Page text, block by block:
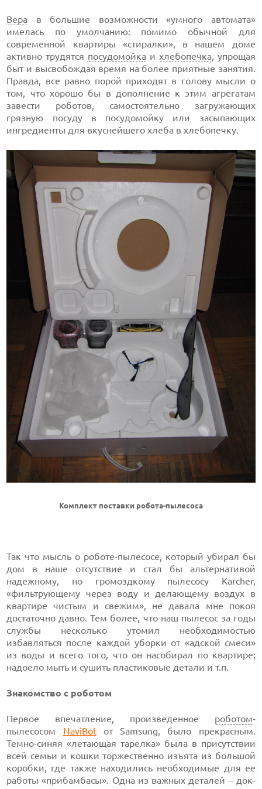
Вера в большие возможности «умного автомата»
имелась по умолчанию: помимо обычной для
современной квартиры «стиралки», в нашем доме
активно трудятся посудомойка и хлебопечка, упрощая
быт и высвобождая время на более приятные занятия.
Правда, все равно порой приходят в голову мысли о
том, что хорошо бы в дополнение к этим агрегатам
завести роботов, самостоятельно загружающих
грязную посуду в посудомойку или засыпающих
ингредиенты для вкуснейшего хлеба в хлебопечку.
Комплект поставки робота-пылесоса
Так что мысль о роботе-пылесосе, который убирал бы
дом в наше отсутствие и стал бы альтернативой
надежному, но громоздкому пылесосу Karcher,
«фильтрующему через воду и делающему воздух в
квартире чистым и свежим», не давала мне покоя
достаточно давно. Тем более, что наш пылесос за годы
службы несколько утомил необходимостью
избавляться после каждой уборки от «адской смеси»
из воды и всего того, что он насобирал по квартире;
надоело мыть и сушить пластиковые детали и т.п.
Знакомство с роботом
Первое впечатление, произведенное роботом-
пылесосом NaviBotот Samsung, было прекрасным.
Темно-синяя «летающая тарелка» была в присутствии
всей семьи и кошки торжественно изъята из большой
коробки, где также находились необходимые для ее
работы «прибамбасы». Одна из важных деталей – док-